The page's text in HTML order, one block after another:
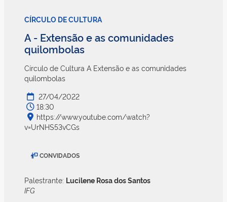
CÍRCULO DE CULTURA
A - Extensão e as comunidades
quilombolas
Círculo de Cultura A Extensão e as comunidades
quilombolas
27/04/2022
18:30
https://www.youtube.com/watch?
v=UrNHS53vCGs
CONVIDADOS
Palestrante: Lucilene Rosa dos Santos
IFG